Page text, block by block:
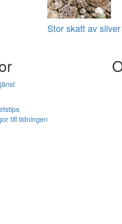
Stor skatt av
till tidningen